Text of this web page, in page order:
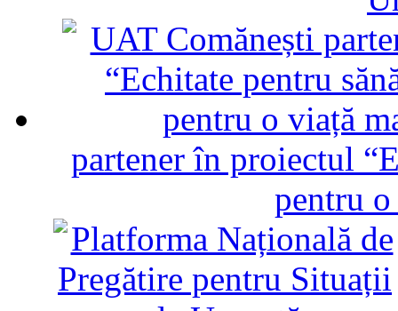
partener în proiectul
pentru